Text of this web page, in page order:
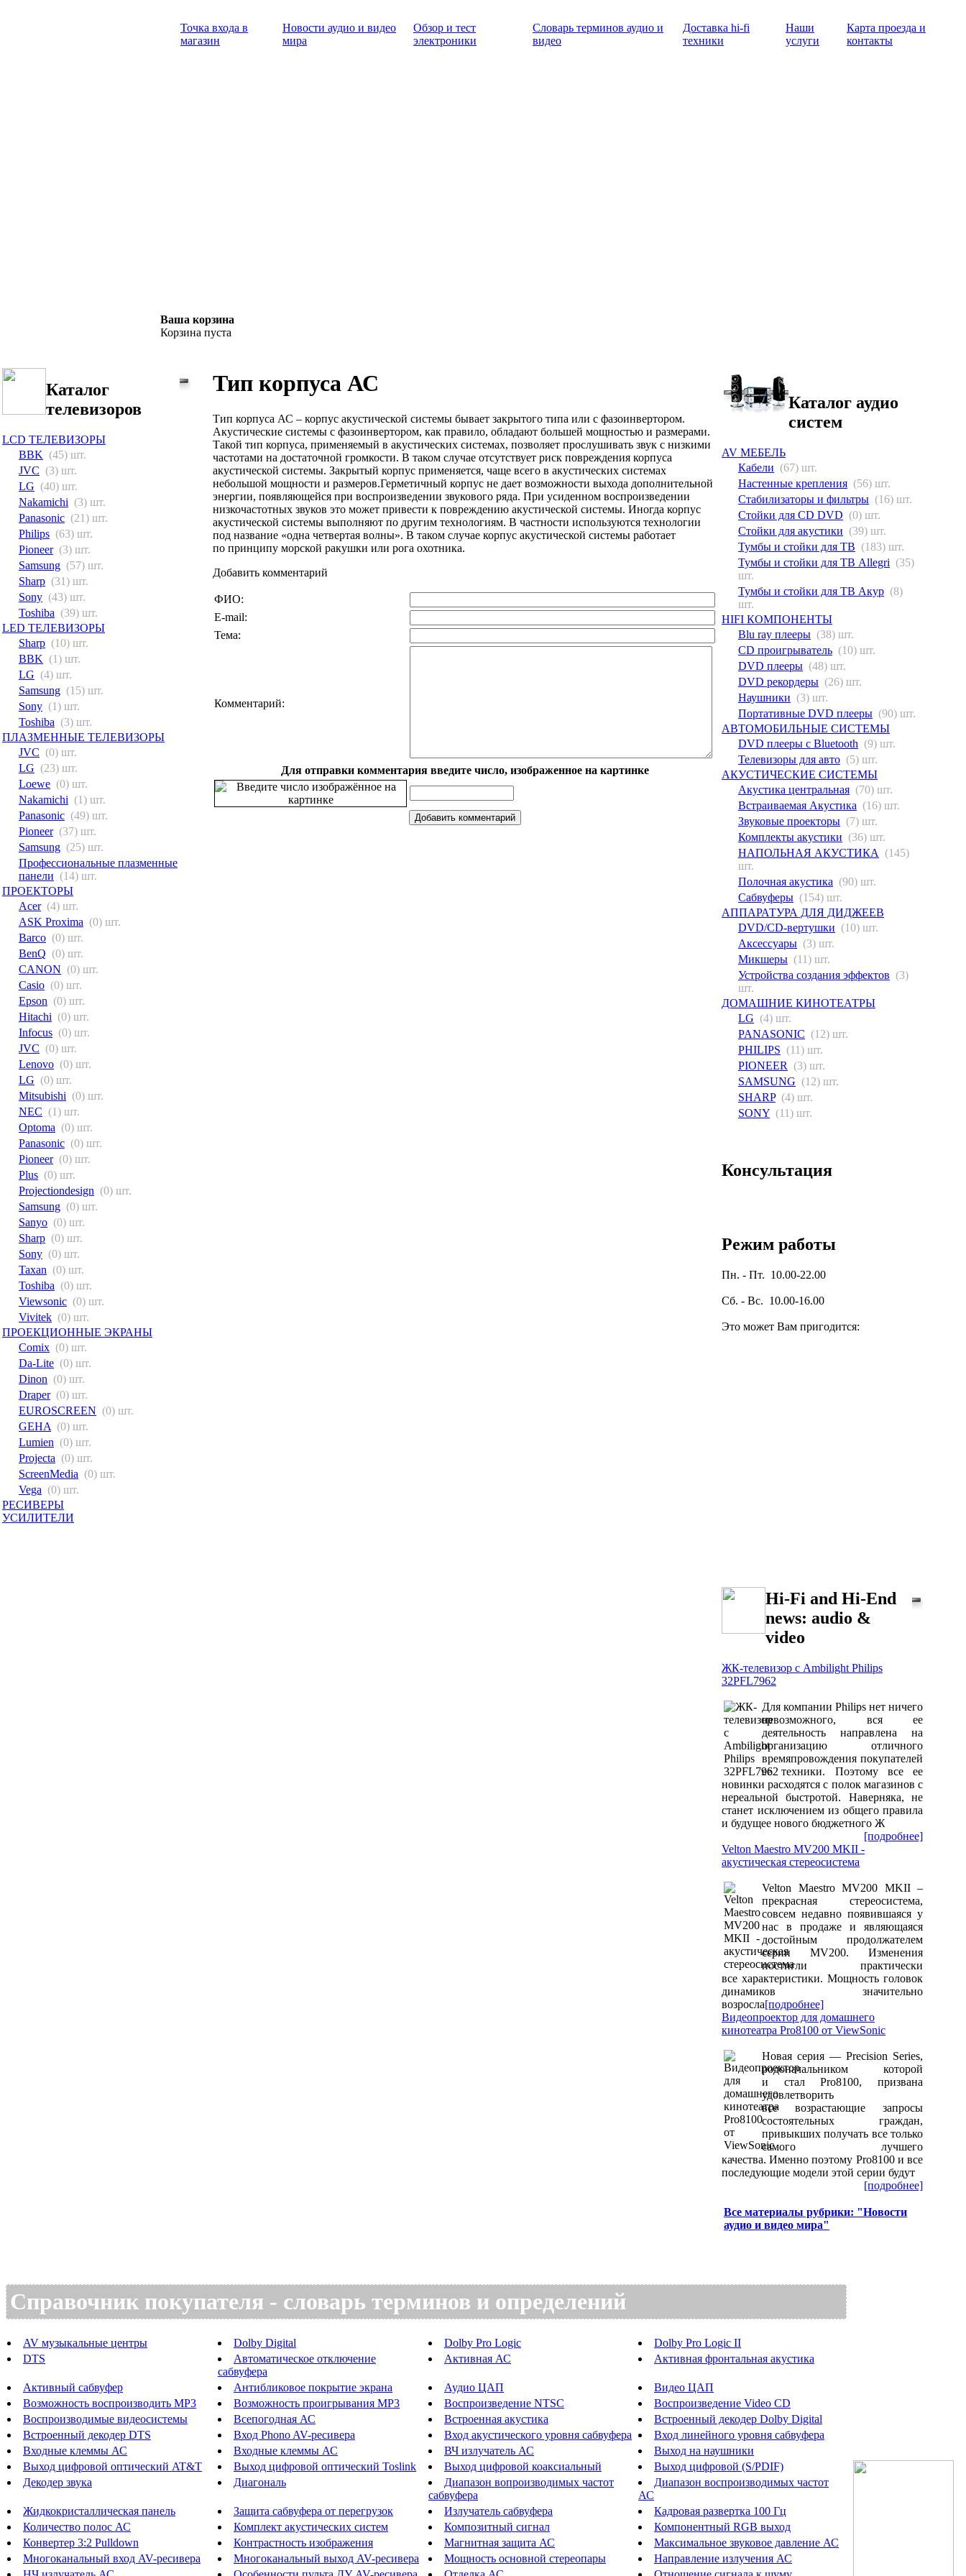
Точка входа в
магазин
Новости аудио и видео
мира
Обзор и тест
электроники
Словарь терминов аудио и
видео
Доставка hi-fi
техники
Наши
услуги
Карта проезда и
контакты
Ваша корзина
Корзина пуста
Каталог
телевизоров
LCD ТЕЛЕВИЗОРЫ
BBK (45) шт.
JVC (3) шт.
LG (40) шт.
Nakamichi (3) шт.
Panasonic (21) шт.
Philips (63) шт.
Pioneer (3) шт.
Samsung (57) шт.
Sharp (31) шт.
Sony (43) шт.
Toshiba (39) шт.
LED ТЕЛЕВИЗОРЫ
Sharp (10) шт.
BBK (1) шт.
LG (4) шт.
Samsung (15) шт.
Sony (1) шт.
Toshiba (3) шт.
ПЛАЗМЕННЫЕ ТЕЛЕВИЗОРЫ
JVC (0) шт.
LG (23) шт.
Loewe (0) шт.
Nakamichi (1) шт.
Panasonic (49) шт.
Pioneer (37) шт.
Samsung (25) шт.
Профессиональные плазменные
панели (14) шт.
ПРОЕКТОРЫ
Acer (4) шт.
ASK Proxima (0) шт.
Barco (0) шт.
BenQ (0) шт.
CANON (0) шт.
Casio (0) шт.
Epson (0) шт.
Hitachi (0) шт.
Infocus (0) шт.
JVC (0) шт.
Lenovo (0) шт.
LG (0) шт.
Mitsubishi (0) шт.
NEC (1) шт.
Optoma (0) шт.
Panasonic (0) шт.
Pioneer (0) шт.
Plus (0) шт.
Projectiondesign (0) шт.
Samsung (0) шт.
Sanyo (0) шт.
Sharp (0) шт.
Sony (0) шт.
Taxan (0) шт.
Toshiba (0) шт.
Viewsonic (0) шт.
Vivitek (0) шт.
ПРОЕКЦИОННЫЕ ЭКРАНЫ
Comix (0) шт.
Da-Lite (0) шт.
Dinon (0) шт.
Draper (0) шт.
EUROSCREEN (0) шт.
GEHA (0) шт.
Lumien (0) шт.
Projecta (0) шт.
ScreenMedia (0) шт.
Vega (0) шт.
РЕСИВЕРЫ
УСИЛИТЕЛИ
Тип корпуса АС
Тип корпуса АС – корпус акустической системы бывает закрытого типа или с фазоинвертором.
Акустические системы с фазоинвертором, как правило, обладают большей мощностью и размерами.
Такой тип корпуса, применяемый в акустических системах, позволяет прослушивать звук с низкими
частотами на достаточной громкости. В таком случае отсутствует риск повреждения корпуса
акустической системы. Закрытый корпус применяется, чаще всего в акустических системах
небольшой мощности и размеров.Герметичный корпус не дает возможности выхода дополнительной
энергии, появляющейся при воспроизведении звукового ряда. При усиденном воспроизведении
низкочастотных звуков это может привести к повреждению акустической системы. Иногда корпус
акустической системы выполняют по другим технологиям. В частности используются технологии
под название «одна четвертая волны». В таком случае корпус акустической системы работает
по принципу морской ракушки или рога охотника.
Добавить комментарий
ФИО:
E-mail:
Тема:
Комментарий:
Для отправки комментария введите число, изображенное на картинке
Каталог аудио
систем
AV МЕБЕЛЬ
Кабели (67) шт.
Настенные крепления (56) шт.
Стабилизаторы и фильтры (16) шт.
Стойки для CD DVD (0) шт.
Стойки для акустики (39) шт.
Тумбы и стойки для ТВ (183) шт.
Тумбы и стойки для ТВ Allegri (35)
шт.
Тумбы и стойки для ТВ Акур (8)
шт.
HIFI КОМПОНЕНТЫ
Blu ray плееры (38) шт.
CD проигрыватель (10) шт.
DVD плееры (48) шт.
DVD рекордеры (26) шт.
Наушники (3) шт.
Портативные DVD плееры (90) шт.
АВТОМОБИЛЬНЫЕ СИСТЕМЫ
DVD плееры с Bluetooth (9) шт.
Телевизоры для авто (5) шт.
АКУСТИЧЕСКИЕ СИСТЕМЫ
Акустика центральная (70) шт.
Встраиваемая Акустика (16) шт.
Звуковые проекторы (7) шт.
Комплекты акустики (36) шт.
НАПОЛЬНАЯ АКУСТИКА
(145)
шт.
Полочная акустика (90) шт.
Сабвуферы (154) шт.
АППАРАТУРА ДЛЯ ДИДЖЕЕВ
DVD/CD-вертушки (10) шт.
Аксессуары (3) шт.
Микшеры (11) шт.
Устройства создания эффектов (3)
шт.
ДОМАШНИЕ КИНОТЕАТРЫ
LG (4) шт.
PANASONIC (12) шт.
PHILIPS (11) шт.
PIONEER
(3) шт.
SAMSUNG (12) шт.
SHARP (4) шт.
SONY (11) шт.
Консультация
Режим работы
Пн. - Пт. 10.00-22.00
Сб. - Вс. 10.00-16.00
Это может Вам пригодится:
Hi-Fi and Hi-End
news: audio &
video
ЖК-телевизор с Ambilight Philips
32PFL7962
Для компании Philips нет ничего
невозможного, вся ее
деятельность направлена на
организацию отличного
времяпровождения покупателей
ее техники. Поэтому все ее
новинки расходятся с полок магазинов с
нереальной быстротой. Наверняка, не
станет исключением из общего правила
и будущее нового бюджетного Ж
[подробнее]
Velton Maestro MV200 MKII -
акустическая стереосистема
Velton Maestro MV200 MKII –
прекрасная стереосистема,
совсем недавно появившаяся у
нас в продаже и являющаяся
достойным продолжателем
серии MV200. Изменения
постигли практически
все характеристики. Мощность головок
динамиков значительно
возросла[подробнее]
Видеопроектор для домашнего
кинотеатра Pro8100 от ViewSonic
Новая серия — Precision Series,
родоначальником которой
и стал Pro8100, призвана
удовлетворить
все возрастающие запросы
состоятельных граждан,
привыкших получать все только
самого лучшего
качества. Именно поэтому Pro8100 и все
последующие модели этой серии будут
[подробнее]
Все материалы рубрики: "Новости
аудио и видео мира"
Справочник покупателя - словарь терминов и определений
AV музыкальные центры Dolby Digital Dolby Pro Logic
Dolby Pro Logic II
DTS
Автоматическое отключение
сабвуфера
Активная АС Активная фронтальная акустика
Активный сабвуфер Антибликовое покрытие экрана Аудио ЦАП
Видео ЦАП
Возможность воспроизводить MP3
Возможность проигрывания MP3 Воспроизведение NTSC
Воспроизведение Video CD
Воспроизводимые видеосистемы
Всепогодная АС Встроенная акустика
Встроенный декодер Dolby Digital
Встроенный декодер DTS
Вход Phono AV-ресивера Вход акустического уровня сабвуфера
Вход линейного уровня сабвуфера
Входные клеммы АС
Входные клеммы АС ВЧ излучатель АС
Выход на наушники
Выход цифровой оптический AT&T
Выход цифровой оптический Toslink Выход цифровой коаксиальный
Выход цифровой (S/PDIF)
Декодер звука
Диагональ
Диапазон вопроизводимых частот
сабвуфера
Диапазон воспроизводимых частот
АС
Жидкокристаллическая панель
Защита сабвуфера от перегрузок Излучатель сабвуфера
Кадровая развертка 100 Гц
Количество полос АС
Комплект акустических систем Композитный сигнал
Компонентный RGB выход
Конвертер 3:2 Pulldown
Контрастность изображения Магнитная защита АС
Максимальное звуковое давление АС
Многоканальный вход AV-ресивера
Многоканальный выход AV-ресивера Мощность основной стереопары
Направление излучения АС